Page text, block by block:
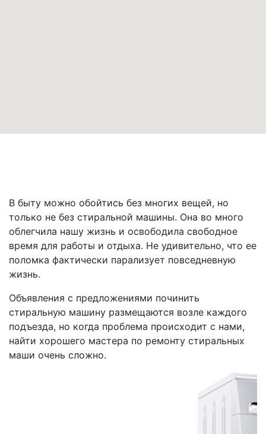
В быту можно обойтись без многих вещей, но
только не без стиральной машины. Она во много
облегчила нашу жизнь и освободила свободное
время для работы и отдыха. Не удивительно, что ее
поломка фактически парализует повседневную
жизнь.
Объявления с предложениями починить
стиральную машину размещаются возле каждого
подъезда, но когда проблема происходит с нами,
найти хорошего мастера по ремонту стиральных
маши очень сложно.